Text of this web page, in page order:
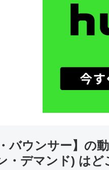
バウンサー】の
・デマンド) はど